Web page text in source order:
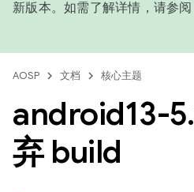
新版本。如需了解详情，请参阅
AOSP 文档 核心主题
android13-5.
弃 build